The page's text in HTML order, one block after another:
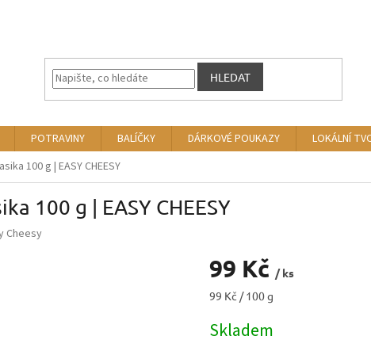
HLEDAT
POTRAVINY BALÍČKY DÁRKOVÉ POUKAZY LOKÁLNÍ
100 g | EASY CHEESY
100 g | EASY CHEESY
Cheesy
99 Kč / ks
Měrná
99 Kč / 100 g
Skladem